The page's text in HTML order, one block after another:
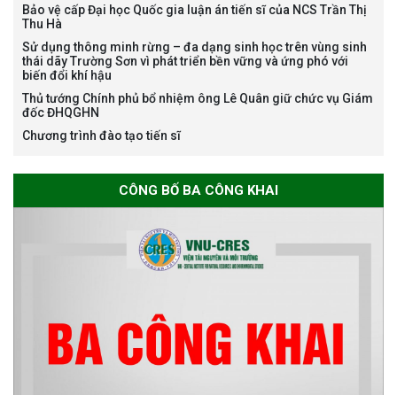
Nguyễn Thế Thông
Thông báo chương trình học
bổng Nagao tại Việt Nam năm
ban chuyên môn đánh giá hồ
sơ chuyên môn cho các thí sinh
dự tuyển nghiên cứu sinh đợt 1
Bảo vệ cấp Đại học Quốc gia luận án tiến sĩ của NCS Trần Thị
Thu Hà
Sử dụng thông minh rừng – đa dạng sinh học trên vùng sinh
thái dãy Trường Sơn vì phát triển bền vững và ứng phó với
biến đổi khí hậu
Thủ tướng Chính phủ bổ nhiệm ông Lê Quân giữ chức vụ Giám
đốc ĐHQGHN
Chương trình đào tạo tiến sĩ
CÔNG BỐ BA CÔNG KHAI